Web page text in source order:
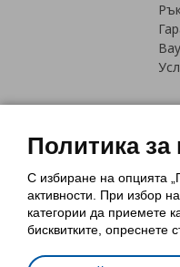
Политика за
С избиране на опцията
активности. При избор
категории да приемете
бисквитките, опреснете